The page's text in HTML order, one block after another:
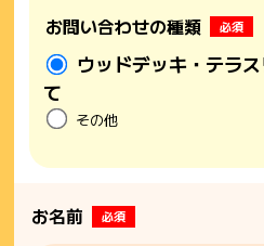
お問い合わせの種類 必須
ウッドデッキ・テラ
て
その他
お名前 必須